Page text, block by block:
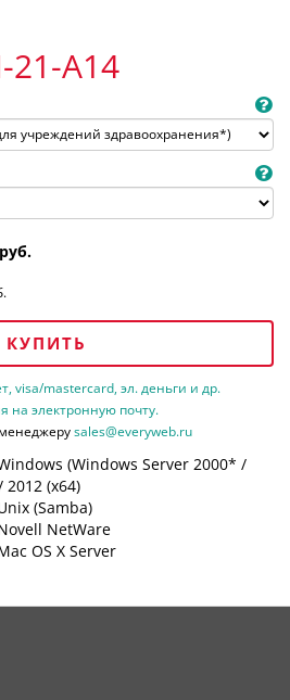
21-A14
КУПИТЬ
visa/mastercard, эл. деньги и др.
на электронную почту.
sales@everyweb.ru
(Windows Server 2000* /
2012 (х64)
(Samba)
NetWare
OS X Server